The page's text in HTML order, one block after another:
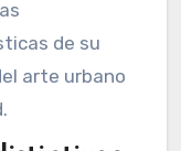
que
artistas
festivales y